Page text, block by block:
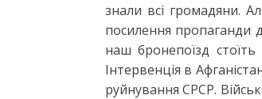
знали всі громадяни.
посилення пропаганди
наш бронепоїзд
Інтервенція в
руйнування СРСР.